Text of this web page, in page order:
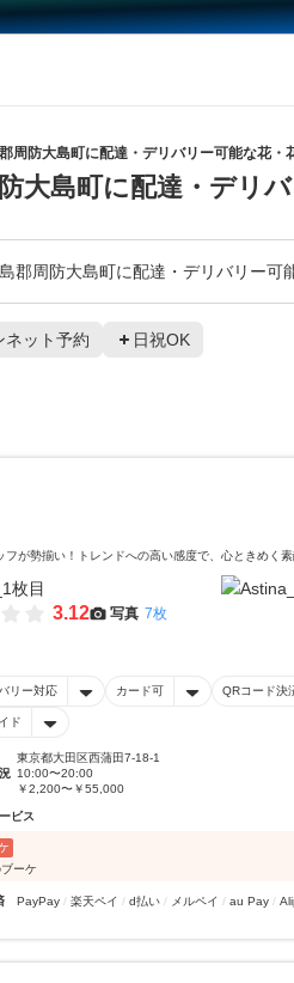
周防大島町に配達・デリバリー可能な花・
大島町に配達・デリ
郡周防大島町に配達・デリバリー可
ネット予約 日祝OK
フが勢揃い！トレンドへの高い感度で、心ときめく
3.12 写真 7枚
リー対応 カード可 QRコード決
ド
東京都大田区西蒲田7-18-1
10:00〜20:00
￥2,200〜￥55,000
ビス
ーケ
PayPay 楽天ペイ d払い メルペイ au Pay